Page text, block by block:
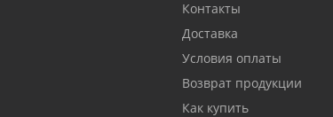
Контакты
Доставка
Условия оплаты
Возврат продукции
Как купить